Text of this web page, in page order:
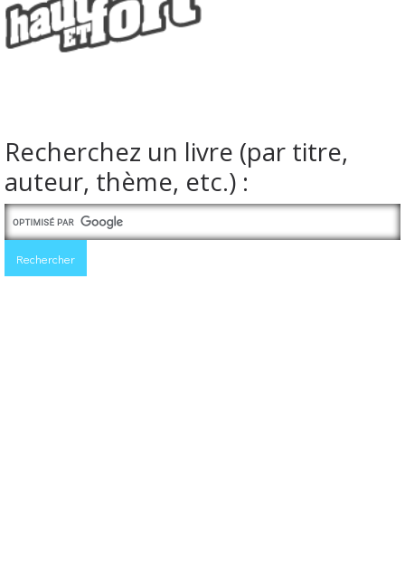
Recherchez un livre (par titre,
auteur, thème, etc.) :